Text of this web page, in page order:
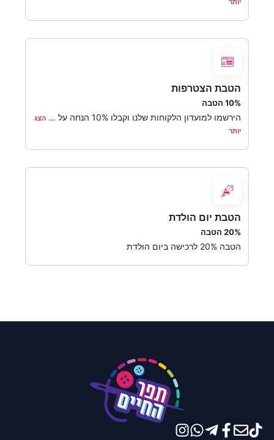
יותר
הטבת הצטרפות
10% הטבה
הירשמו למועדון הלקוחות שלנו וקבלו 10% הנחה על … הצג
יותר
הטבת יום הולדת
20% הטבה
הטבה 20% לרכישה ביום הולדת